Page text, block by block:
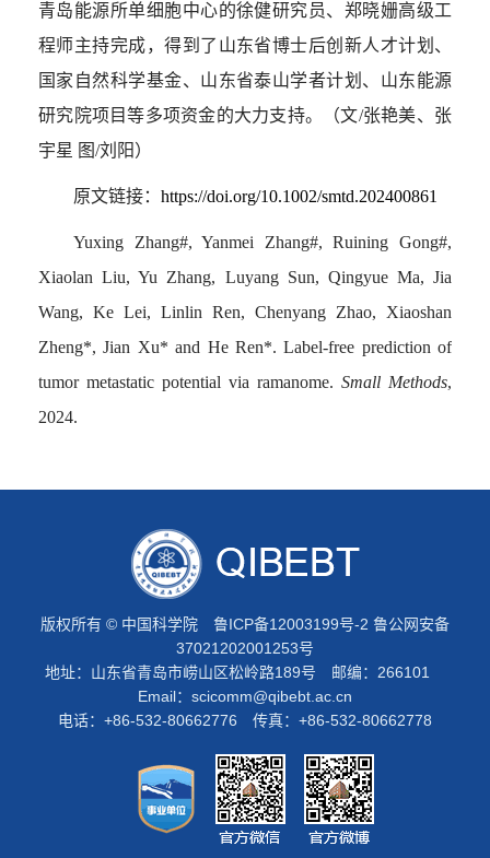
青岛能源所单细胞中心的徐健研究员、郑晓姗高级工
程师主持完成，得到了山东省博士后创新人才计划、
国家自然科学基金、山东省泰山学者计划、山东能源
研究院项目等多项资金的大力支持。（文/张艳美、张
宇星 图/刘阳）
原文链接： https://doi.org/10.1002/smtd.202400861
Yuxing Zhang#, Yanmei Zhang#, Ruining Gong#,
Xiaolan Liu, Yu Zhang, Luyang Sun, Qingyue Ma, Jia
Wang, Ke Lei, Linlin Ren, Chenyang Zhao, Xiaoshan
Zheng*, Jian Xu* and He Ren*. Label-free prediction of
tumor metastatic potential via ramanome. Small Methods,
2024.
版权所有 © 中国科学院 鲁ICP备12003199号-2 鲁公网安备
37021202001253号
地址：山东省青岛市崂山区松岭路189号 邮编：266101
Email： scicomm@qibebt.ac.cn
电话：+86-532-80662776 传真：+86-532-80662778